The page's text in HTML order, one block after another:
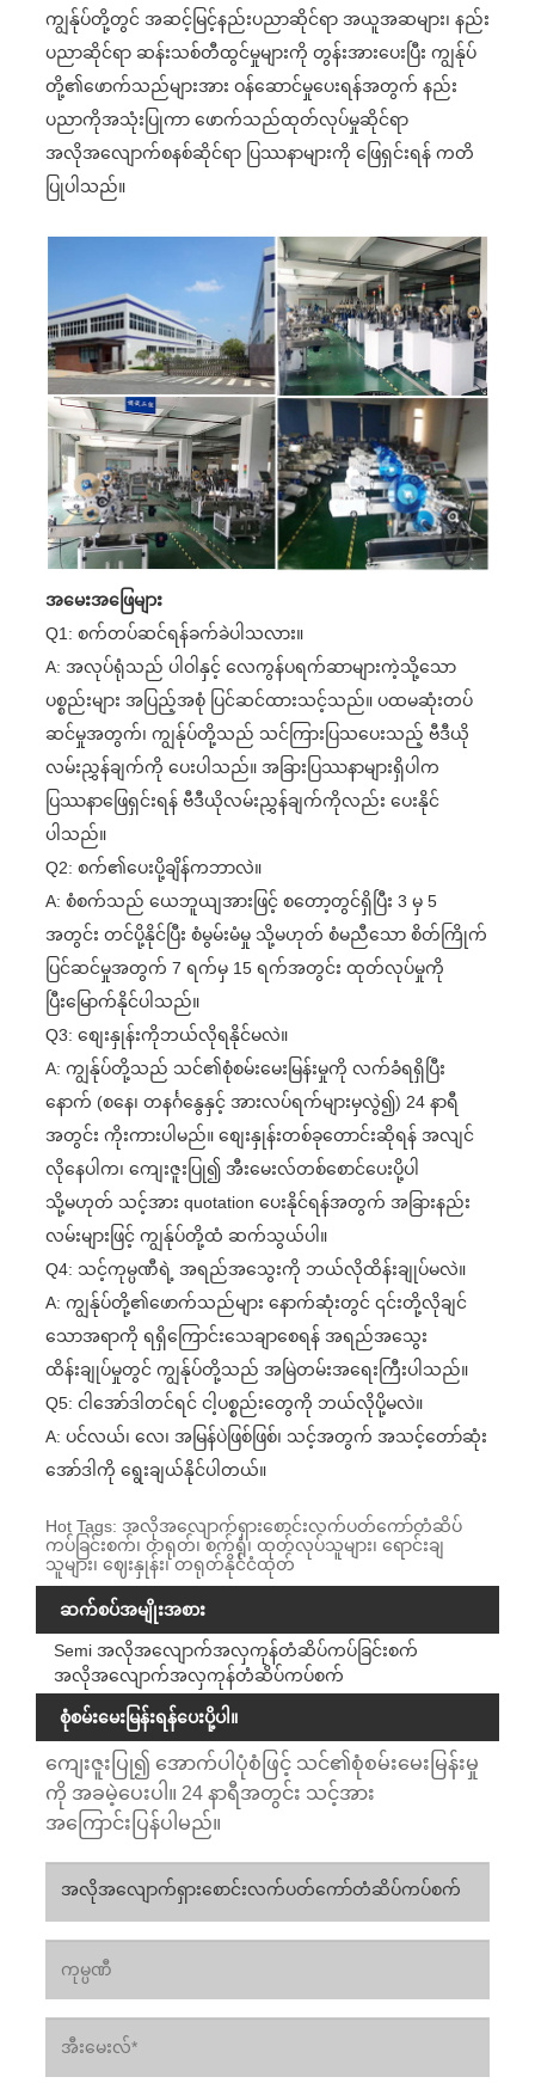
ကျွန်ုပ်တို့တွင် အဆင့်မြင့်နည်းပညာဆိုင်ရာ အယူအဆများ၊ နည်း
ပညာဆိုင်ရာ ဆန်းသစ်တီထွင်မှုများကို တွန်းအားပေးပြီး ကျွန်ုပ်
တို့၏ဖောက်သည်များအား ဝန်ဆောင်မှုပေးရန်အတွက် နည်း
ပညာကိုအသုံးပြုကာ ဖောက်သည်ထုတ်လုပ်မှုဆိုင်ရာ
အလိုအလျောက်စနစ်ဆိုင်ရာ ပြဿနာများကို ဖြေရှင်းရန် ကတိ
ပြုပါသည်။
အမေးအဖြေများ
Q1: စက်တပ်ဆင်ရန်ခက်ခဲပါသလား။
A: အလုပ်ရုံသည် ပါဝါနှင့် လေကွန်ပရက်ဆာများကဲ့သို့သော
ပစ္စည်းများ အပြည့်အစုံ ပြင်ဆင်ထားသင့်သည်။ ပထမဆုံးတပ်
ဆင်မှုအတွက်၊ ကျွန်ုပ်တို့သည် သင်ကြားပြသပေးသည့် ဗီဒီယို
လမ်းညွှန်ချက်ကို ပေးပါသည်။ အခြားပြဿနာများရှိပါက
ပြဿနာဖြေရှင်းရန် ဗီဒီယိုလမ်းညွှန်ချက်ကိုလည်း ပေးနိုင်
ပါသည်။
Q2: စက်၏ပေးပို့ချိန်ကဘာလဲ။
A: စံစက်သည် ယေဘူယျအားဖြင့် စတော့တွင်ရှိပြီး 3 မှ 5
အတွင်း တင်ပို့နိုင်ပြီး စံမွမ်းမံမှု သို့မဟုတ် စံမညီသော စိတ်ကြိုက်
ပြင်ဆင်မှုအတွက် 7 ရက်မှ 15 ရက်အတွင်း ထုတ်လုပ်မှုကို
ပြီးမြောက်နိုင်ပါသည်။
Q3: စျေးနှုန်းကိုဘယ်လိုရနိုင်မလဲ။
A: ကျွန်ုပ်တို့သည် သင်၏စုံစမ်းမေးမြန်းမှုကို လက်ခံရရှိပြီး
နောက် (စနေ၊ တနင်္ဂနွေနှင့် အားလပ်ရက်များမှလွဲ၍) 24 နာရီ
အတွင်း ကိုးကားပါမည်။ စျေးနှုန်းတစ်ခုတောင်းဆိုရန် အလျင်
လိုနေပါက၊ ကျေးဇူးပြု၍ အီးမေးလ်တစ်စောင်ပေးပို့ပါ
သို့မဟုတ် သင့်အား quotation ပေးနိုင်ရန်အတွက် အခြားနည်း
လမ်းများဖြင့် ကျွန်ုပ်တို့ထံ ဆက်သွယ်ပါ။
Q4: သင့်ကုမ္ပဏီရဲ့ အရည်အသွေးကို ဘယ်လိုထိန်းချုပ်မလဲ။
A: ကျွန်ုပ်တို့၏ဖောက်သည်များ နောက်ဆုံးတွင် ၎င်းတို့လိုချင်
သောအရာကို ရရှိကြောင်းသေချာစေရန် အရည်အသွေး
ထိန်းချုပ်မှုတွင် ကျွန်ုပ်တို့သည် အမြဲတမ်းအရေးကြီးပါသည်။
Q5: ငါအော်ဒါတင်ရင် ငါ့ပစ္စည်းတွေကို ဘယ်လိုပို့မလဲ။
A: ပင်လယ်၊ လေ၊ အမြန်ပဲဖြစ်ဖြစ်၊ သင့်အတွက် အသင့်တော်ဆုံး
အော်ဒါကို ရွေးချယ်နိုင်ပါတယ်။
Hot Tags: အလိုအလျောက်ရှားစောင်းလက်ပတ်ကော်တံဆိပ်
ကပ်ခြင်းစက်၊ တရုတ်၊ စက်ရုံ၊ ထုတ်လုပ်သူများ၊ ရောင်းချ
သူများ၊ ဈေးနှုန်း၊ တရုတ်နိုင်ငံထုတ်
ဆက်စပ်အမျိုးအစား
Semi အလိုအလျောက်အလှကုန်တံဆိပ်ကပ်ခြင်းစက်
အလိုအလျောက်အလှကုန်တံဆိပ်ကပ်စက်
စုံစမ်းမေးမြန်းရန်ပေးပို့ပါ။
ကျေးဇူးပြု၍ အောက်ပါပုံစံဖြင့် သင်၏စုံစမ်းမေးမြန်းမှု
ကို အခမဲ့ပေးပါ။ 24 နာရီအတွင်း သင့်အား
အကြောင်းပြန်ပါမည်။